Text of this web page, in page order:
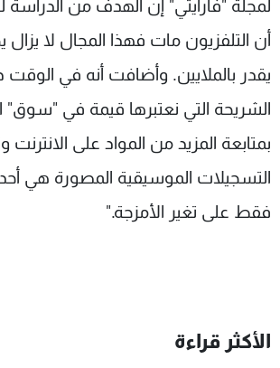
لمجلة "فارايتي" إن الهدف من الدراسة
أن التلفزيون مات فهذا المجال لا
يقدر بالملايين. وأضافت أنه في الوقت
الشريحة التي نعتبرها قيمة في
بمتابعة المزيد من المواد على
التسجيلات الموسيقية المصورة هي
فقط على تغير الأمزجة."
الأكثر قراءة